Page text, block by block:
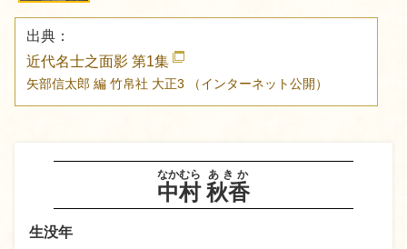
中村
なかむら
秋香
あきか
生没年
出典：
近代名士之面影 第1集
矢部信太郎 編 竹帛社 大正3 （インターネット公開）